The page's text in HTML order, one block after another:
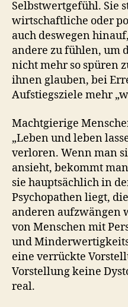
Selbstwertgefühl. Sie
wirtschaftliche oder
auch deswegen
andere zu fühlen, um
nicht mehr so spüren
ihnen glauben, bei
Aufstiegsziele mehr
Machtgierige
„Leben und leben
verloren. Wenn man
ansieht, bekommt
sie hauptsächlich in
Psychopathen liegt,
anderen aufzwängen
von Menschen mit
und
eine verrückte
Vorstellung keine
real.